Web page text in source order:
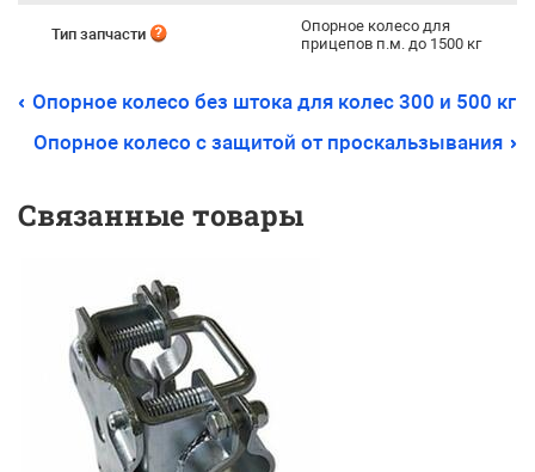
Тип запчасти
Опорное колесо для
прицепов п.м. до 1500 кг
Опорное колесо без штока для колес 300 и 500 кг
Опорное колесо с защитой от проскальзывания
Связанные товары